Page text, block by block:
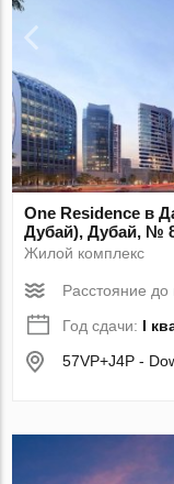
One Residence в
Дубай), Дубай, №
Жилой комплекс
Расстояние
Год сдачи: I
57VP+J4P -